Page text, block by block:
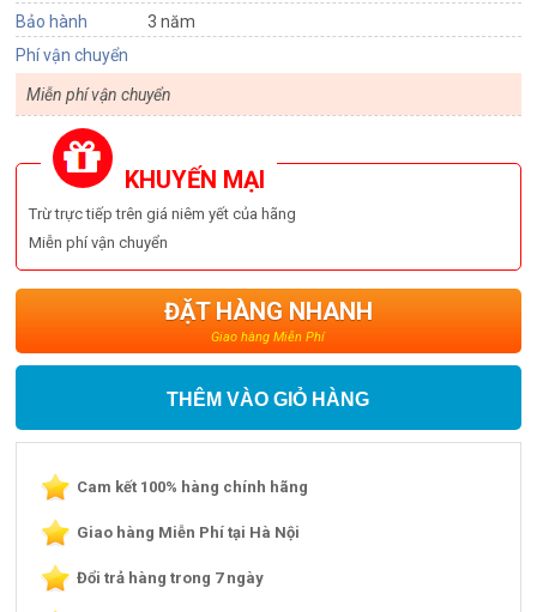
Bảo hành
3 năm
Phí vận chuyển
Miễn phí vận chuyển
KHUYẾN MẠI
Trừ trực tiếp trên giá niêm yết của hãng
Miễn phí vận chuyển
ĐẶT HÀNG NHANH
Giao hàng Miễn Phí
THÊM VÀO GIỎ HÀNG
Cam kết 100% hàng chính hãng
Giao hàng Miễn Phí tại Hà Nội
Đổi trả hàng trong 7 ngày